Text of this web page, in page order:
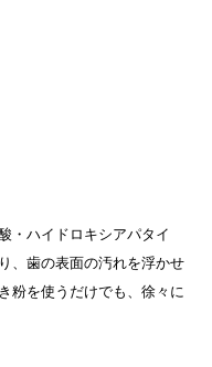
・ハイドロキシアパタイ
、歯の表面の汚れを浮かせ
粉を使うだけでも、徐々に